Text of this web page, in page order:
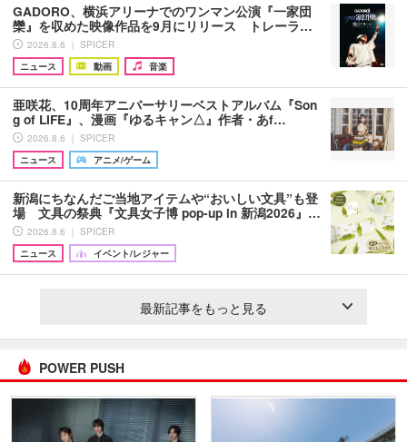
GADORO、横浜アリーナでのワンマン公演『一家団
欒』を収めた映像作品を9月にリリース トレーラ…
2026.8.6 ｜ SPICER
ニュース
動画 音楽
亜咲花、10周年アニバーサリーベストアルバム『Son
g of LIFE』、漫画『ゆるキャン△』作者・あf…
2026.8.6 ｜ SPICER
ニュース
アニメ/ゲーム
新潟にちなんだご当地アイテムや“おいしい文具”も登
場 文具の祭典『文具女子博 pop-up in 新潟2026』…
2026.8.6 ｜ SPICER
ニュース
イベント/レジャー
最新記事をもっと見る
POWER PUSH